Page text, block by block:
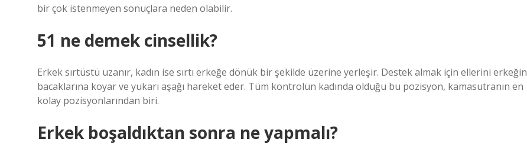
bir çok istenmeyen sonuçlara neden olabilir.
51 ne demek cinsellik?
Erkek sırtüstü uzanır, kadın ise sırtı erkeğe dönük bir şekilde üzerine yerleşir. Destek almak için ellerini erkeğin
bacaklarına koyar ve yukarı aşağı hareket eder. Tüm kontrolün kadında olduğu bu pozisyon, kamasutranın en
kolay pozisyonlarından biri.
Erkek boşaldıktan sonra ne yapmalı?